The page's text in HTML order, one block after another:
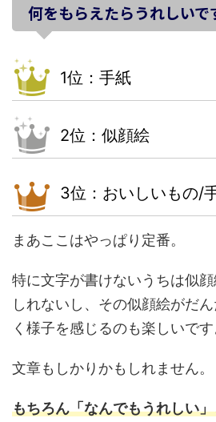
何をもらえたらうれしいで
1位：手紙
2位：似顔絵
3位：おいしいもの/
まあここはやっぱり定番。
特に文字が書けないうちは似
しれないし、その似顔絵がだ
く様子を感じるのも楽しいです
文章もしかりかもしれません。
もちろん「なんでもうれしい